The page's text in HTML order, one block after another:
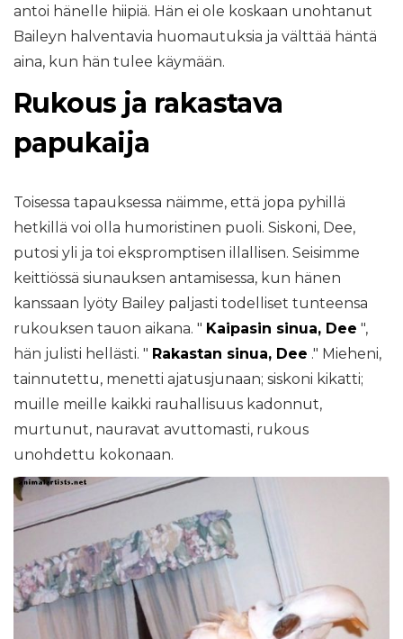
antoi hänelle hiipiä. Hän ei ole koskaan unohtanut
Baileyn halventavia huomautuksia ja välttää häntä
aina, kun hän tulee käymään.
Rukous ja rakastava
papukaija
Toisessa tapauksessa näimme, että jopa pyhillä
hetkillä voi olla humoristinen puoli. Siskoni, Dee,
putosi yli ja toi ekspromptisen illallisen. Seisimme
keittiössä siunauksen antamisessa, kun hänen
kanssaan lyöty Bailey paljasti todelliset tunteensa
rukouksen tauon aikana. " Kaipasin sinua, Dee ",
hän julisti hellästi. " Rakastan sinua, Dee ." Mieheni,
tainnutettu, menetti ajatusjunaan; siskoni kikatti;
muille meille kaikki rauhallisuus kadonnut,
murtunut, nauravat avuttomasti, rukous
unohdettu kokonaan.